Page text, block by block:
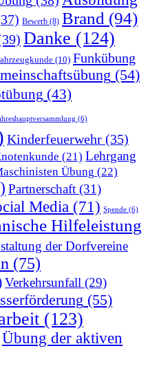
Bewerb (8) Brand (94)
Danke (124)
(10) Funkübung
(54)
(43)
(6)
Kinderfeuerwehr (35)
(21) Lehrgang
Übung (22)
Partnerschaft (31)
Media (71) Spende (6)
Hilfeleistung
der Dorfvereine
(75)
Verkehrsunfall (29)
(55)
(123)
Übung der aktiven